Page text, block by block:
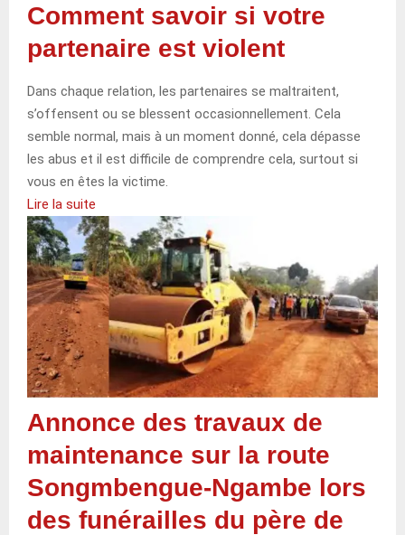
Comment savoir si votre
partenaire est violent
Dans chaque relation, les partenaires se maltraitent,
s’offensent ou se blessent occasionnellement. Cela
semble normal, mais à un moment donné, cela dépasse
les abus et il est difficile de comprendre cela, surtout si
vous en êtes la victime.
Lire la suite
Annonce des travaux de
maintenance sur la route
Songmbengue-Ngambe lors
des funérailles du père de